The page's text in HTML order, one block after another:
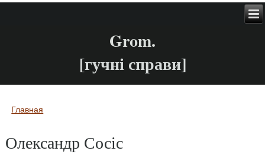
Grom.
[гучні справи]
Вы здесь
Главная
Олександр Сосіс